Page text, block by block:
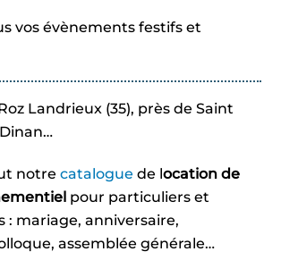
vos évènements festifs et
Landrieux (35), près de Saint
notrecatalogue de location de
pour particuliers et
: mariage, anniversaire,
assemblée générale…